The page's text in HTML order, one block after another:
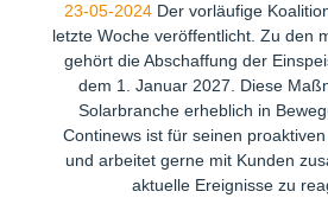
23-05-2024 Der vorläufige
letzte Woche veröffentlicht. Zu den
gehört die Abschaffung der
dem 1. Januar 2027. Diese
Solarbranche erheblich in
Continews ist für seinen
und arbeitet gerne mit Kunden
aktuelle Ereignisse zu